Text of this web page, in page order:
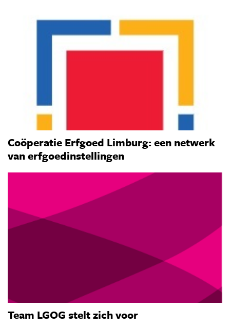
Coöperatie Erfgoed Limburg: een netwerk
van erfgoedinstellingen
Team LGOG stelt zich voor